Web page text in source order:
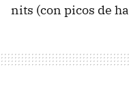
nits (con picos de